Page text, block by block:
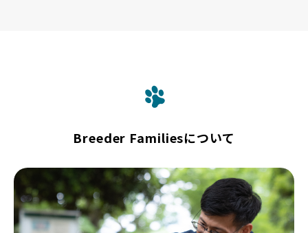
Breeder Familiesについて